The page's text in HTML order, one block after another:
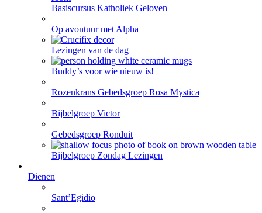
Basiscursus Katholiek Geloven
Op avontuur met Alpha
Lezingen van de dag
Buddy’s voor wie nieuw is!
Rozenkrans Gebedsgroep Rosa Mystica
Bijbelgroep Victor
Gebedsgroep Ronduit
Bijbelgroep Zondag Lezingen
Dienen
Sant’Egidio